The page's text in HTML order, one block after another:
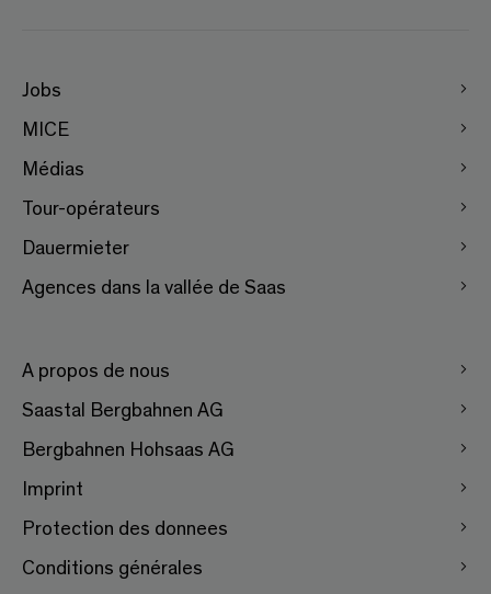
Jobs
MICE
Médias
Tour-opérateurs
Dauermieter
Agences dans la vallée de Saas
A propos de nous
Saastal Bergbahnen AG
Bergbahnen Hohsaas AG
Imprint
Protection des donnees
Conditions générales